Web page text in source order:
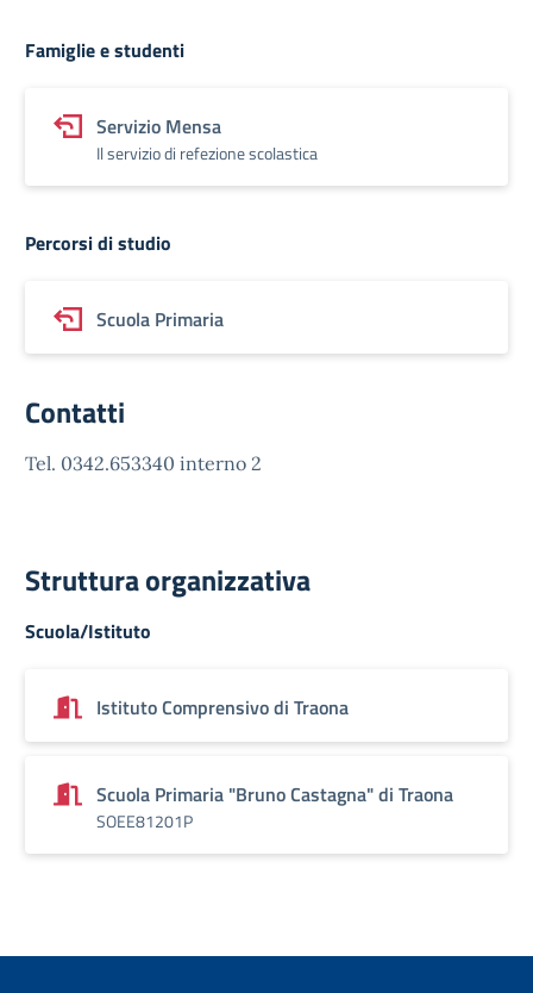
Famiglie e studenti
Servizio Mensa
Il servizio di refezione scolastica
Percorsi di studio
Scuola Primaria
Contatti
Tel. 0342.653340 interno 2
Struttura organizzativa
Scuola/Istituto
Istituto Comprensivo di Traona
Scuola Primaria "Bruno Castagna" di Traona
SOEE81201P